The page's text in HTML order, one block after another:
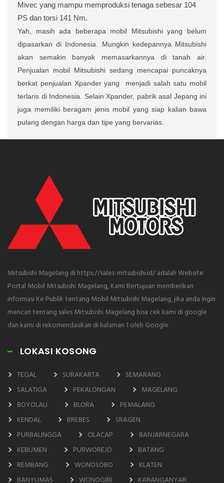
Mivec yang mampu memproduksi tenaga sebesar 104
PS dan torsi 141 Nm.
Yah, masih ada beberapa mobil Mitsubishi yang belum
dipasarkan di Indonesia. Mungkin kedepannya Mitsubishi
akan semakin banyak memasarkannya di tanah air.
Penjualan mobil Mitsubishi sedang mencapai puncaknya
berkat penjualan Xpander yang
menjadi salah satu mobil
terlaris di Indonesia. Selain Xpander, pabrik asal Jepang ini
juga memiliki beragam jenis mobil yang siap kalian bawa
pulang dengan harga dan tipe yang bervarias.
Mitsubishi Magelang di https://sales-mitsubishi.id/ adalah Website
Portal Mobil Mitsubishi Magelang, Kami Bertujuan memberikan
informasi Ke Publik tentang Mobil Mitsubishi Magelang, jika anda ingin
mencari tentang sales Mitsubishi Magelang bisa cek kami di google
dan kami di rekomendasikan di halaman 1 oleh Google
LOKASI KOSONG
TEGAL SURAKARTA
SEMARANG
SALATIGA
PEKALONGAN
MAGELANG
BOYOLALI
BLORA
PEMALANG
KENDAL
BREBES
SRAGEN
PURBALINGGA
CILACAP
BANJARNEGARA
KEBUMEN
PURWOREJO
BATANG
REMBANG
WONOSOBO
KLATEN
BANYUMAS
WONOGIRI KARANGANYAR